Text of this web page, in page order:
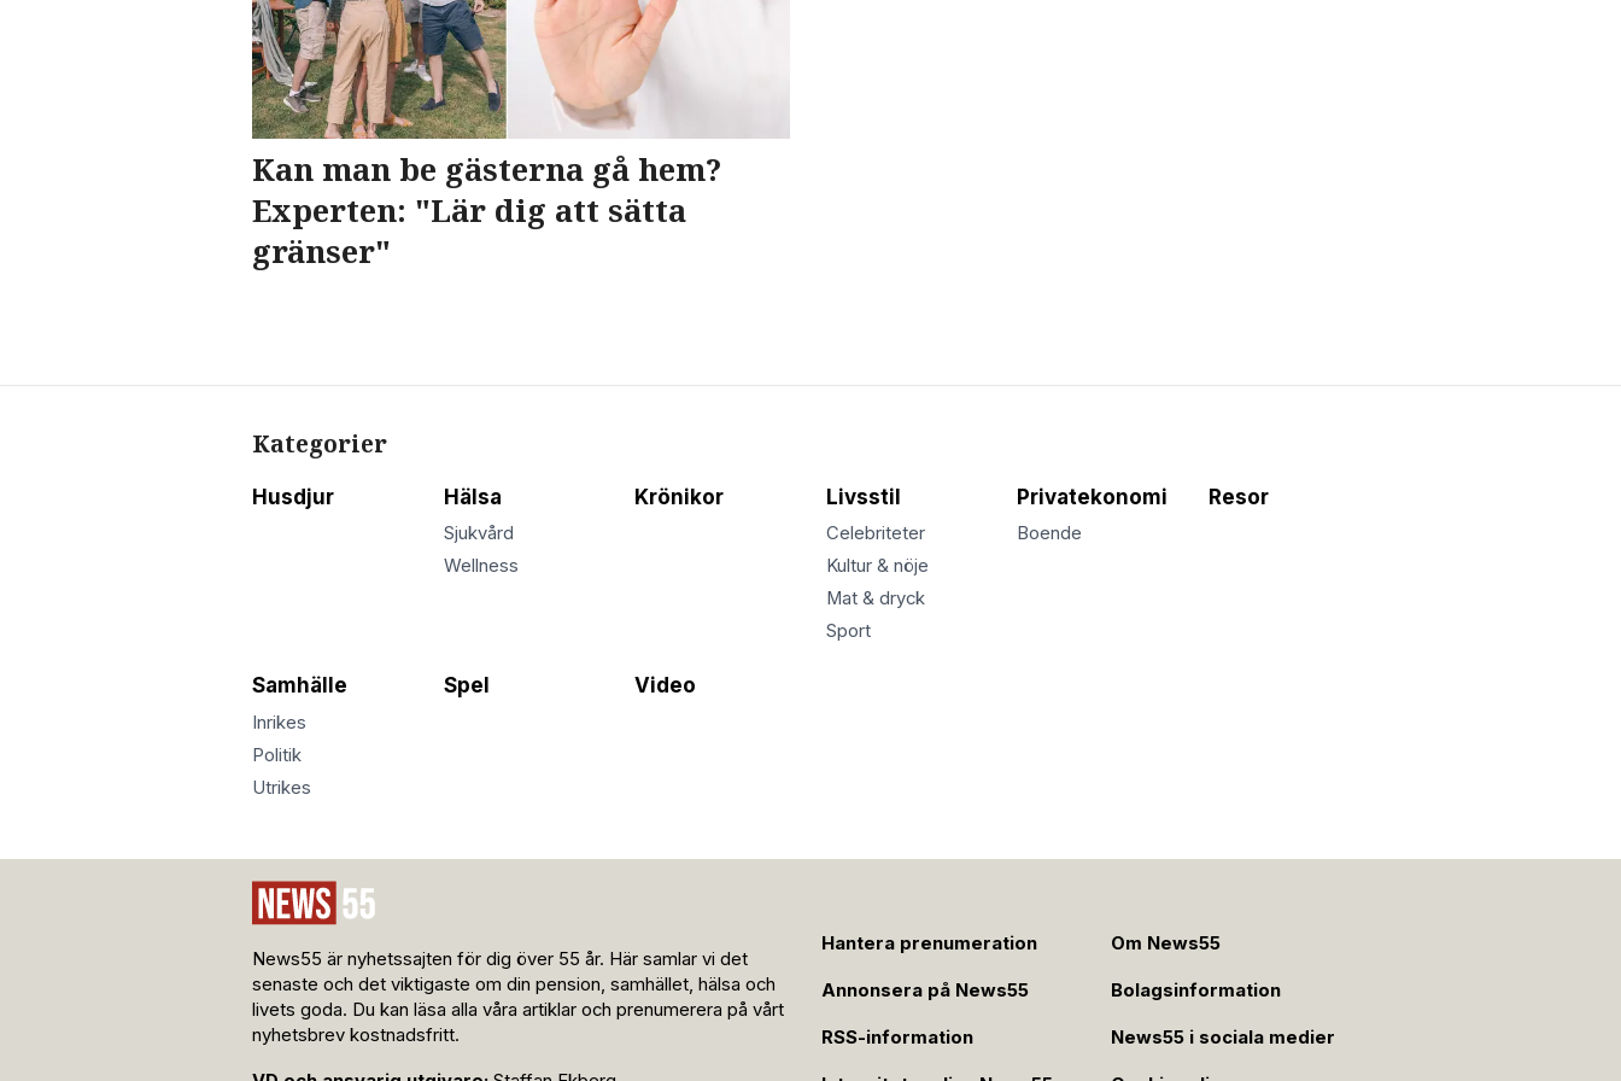
Kan man be gästerna gå hem?
Experten: "Lär dig att sätta
gränser"
Kategorier
Husdjur Hälsa
Sjukvård
Wellness
Krönikor Livsstil
Celebriteter
Kultur & nöje
Mat & dryck
Sport
Privatekonomi
Boende
Resor
Samhälle
Inrikes
Politik
Utrikes
Spel Video
News55 är nyhetssajten för dig över 55 år. Här samlar vi det
senaste och det viktigaste om din pension, samhället, hälsa och
livets goda. Du kan läsa alla våra artiklar och prenumerera på vårt
nyhetsbrev kostnadsfritt.
Hantera prenumeration Om News55
Annonsera på News55 Bolagsinformation
RSS-information News55 i sociala medier